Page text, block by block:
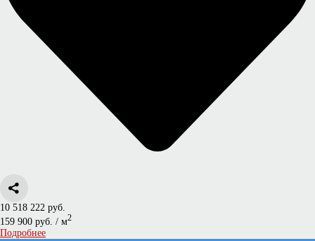
10 518 222 руб.
159 900 руб. / м2
Подробнее